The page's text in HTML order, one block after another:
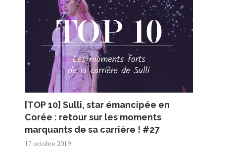
[TOP 10] Sulli, star émancipée en
Corée : retour sur les moments
marquants de sa carrière ! #27
17 octobre 2019